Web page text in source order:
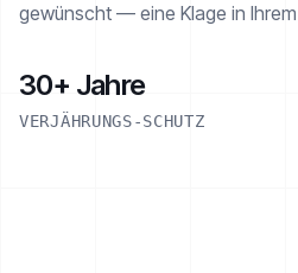
gewünscht — eine Klage in
30+ Jahre
VERJÄHRUNGS-SCHUTZ